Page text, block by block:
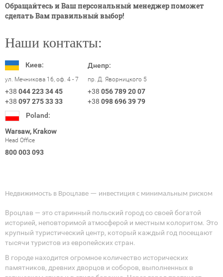
Обращайтесь и Ваш персональный менеджер поможет
сделать Вам правильный выбор!
Наши контакты:
Киев:
ул. Мечникова 16, оф. 4 - 7
+38 044 223 34 45
+38 097 275 33 33
Днепр:
пр. Д. Яворницкого 5
+38 056 789 20 07
+38 098 696 39 79
Poland:
Warsaw, Krakow
Head Office
800 003 093
Недвижимость в Вроцлаве — инвестиция с минимальным риском
Вроцлав — это старинный польский город со своей богатой
историей, неповторимой атмосферой и местным колоритом. Это
крупный туристический центр, который каждый год посещают
тысячи туристов из европейских стран.
В городе находится огромное количество исторических
памятников, древних дворцов и соборов, выполненных в